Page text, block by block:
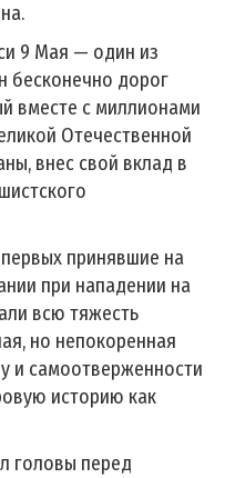
9 Мая — один из
бесконечно дорог
вместе с миллионами
Отечественной
внес свой вклад в
принявшие на
при нападении на
всю тяжесть
но непокоренная
и самоотверженности
историю как
головы перед